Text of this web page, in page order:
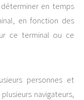
en temps
en fonction des
ce terminal ou ce
personnes et
navigateurs,